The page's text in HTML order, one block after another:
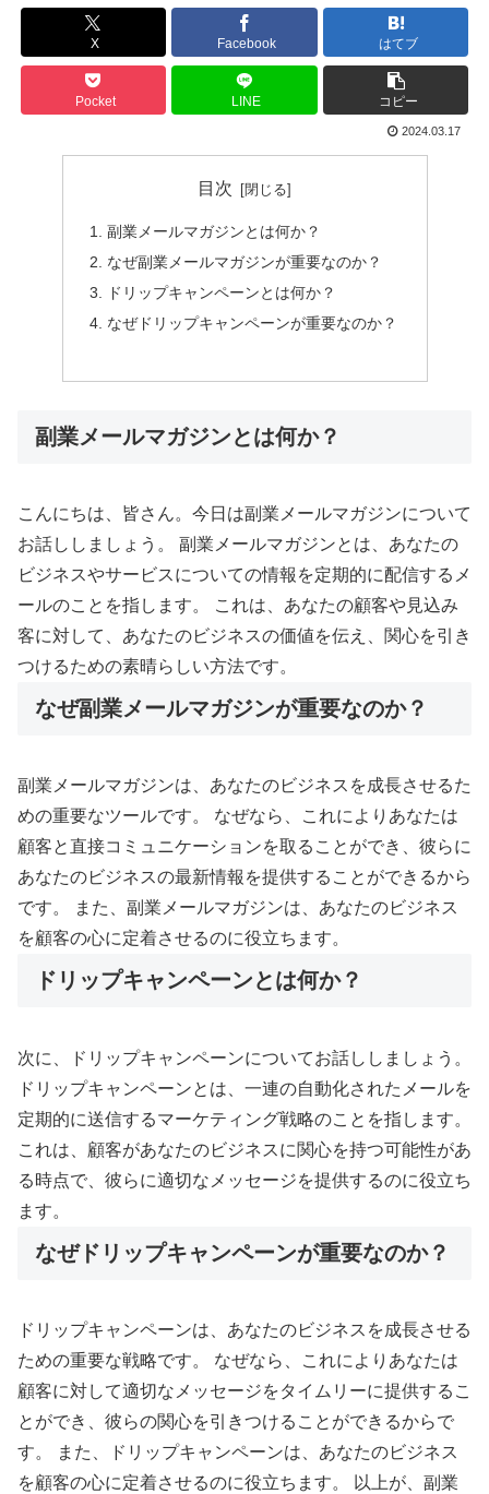
X Facebook はてブ
Pocket LINE コピー
2024.03.17
目次
副業メールマガジンとは何か？
なぜ副業メールマガジンが重要なのか？
ドリップキャンペーンとは何か？
なぜドリップキャンペーンが重要なのか？
副業メールマガジンとは何か？
こんにちは、皆さん。今日は副業メールマガジンについて
お話ししましょう。 副業メールマガジンとは、あなたの
ビジネスやサービスについての情報を定期的に配信するメ
ールのことを指します。 これは、あなたの顧客や見込み
客に対して、あなたのビジネスの価値を伝え、関心を引き
つけるための素晴らしい方法です。
なぜ副業メールマガジンが重要なのか？
副業メールマガジンは、あなたのビジネスを成長させるた
めの重要なツールです。 なぜなら、これによりあなたは
顧客と直接コミュニケーションを取ることができ、彼らに
あなたのビジネスの最新情報を提供することができるから
です。 また、副業メールマガジンは、あなたのビジネス
を顧客の心に定着させるのに役立ちます。
ドリップキャンペーンとは何か？
次に、ドリップキャンペーンについてお話ししましょう。
ドリップキャンペーンとは、一連の自動化されたメールを
定期的に送信するマーケティング戦略のことを指します。
これは、顧客があなたのビジネスに関心を持つ可能性があ
る時点で、彼らに適切なメッセージを提供するのに役立ち
ます。
なぜドリップキャンペーンが重要なのか？
ドリップキャンペーンは、あなたのビジネスを成長させる
ための重要な戦略です。 なぜなら、これによりあなたは
顧客に対して適切なメッセージをタイムリーに提供するこ
とができ、彼らの関心を引きつけることができるからで
す。 また、ドリップキャンペーンは、あなたのビジネス
を顧客の心に定着させるのに役立ちます。 以上が、副業